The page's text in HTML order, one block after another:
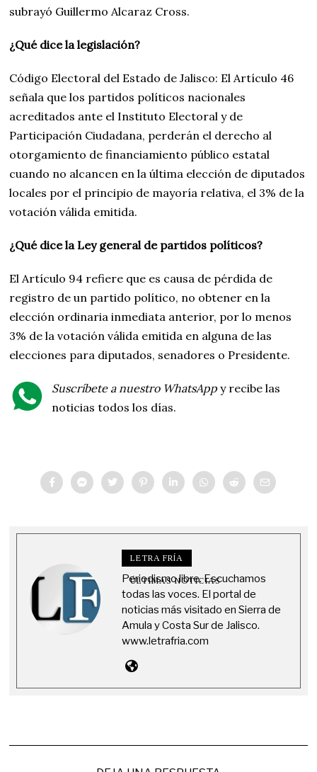
subrayó Guillermo Alcaraz Cross.
¿Qué dice la legislación?
Código Electoral del Estado de Jalisco: El Artículo 46
señala que los partidos políticos nacionales
acreditados ante el Instituto Electoral y de
Participación Ciudadana, perderán el derecho al
otorgamiento de financiamiento público estatal
cuando no alcancen en la última elección de diputados
locales por el principio de mayoría relativa, el 3% de la
votación válida emitida.
¿Qué dice la Ley general de partidos políticos?
El Artículo 94 refiere que es causa de pérdida de
registro de un partido político, no obtener en la
elección ordinaria inmediata anterior, por lo menos
3% de la votación válida emitida en alguna de las
elecciones para diputados, senadores o Presidente.
Suscríbete a nuestro WhatsApp y recibe las
noticias todos los días.
LETRA FRÍA
ÚLTIMAS NOTICIAS
Periodismo libre. Escuchamos
todas las voces. El portal de
noticias más visitado en Sierra de
Amula y Costa Sur de Jalisco.
www.letrafria.com